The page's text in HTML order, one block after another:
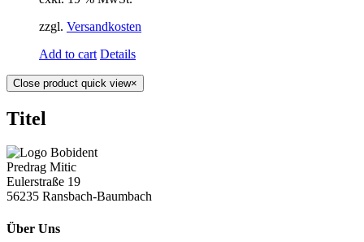
zzgl. Versandkosten
Add to cart Details
Close product quick view×
Titel
Predrag Mitic
Eulerstraße 19
56235 Ransbach-Baumbach
Über Uns